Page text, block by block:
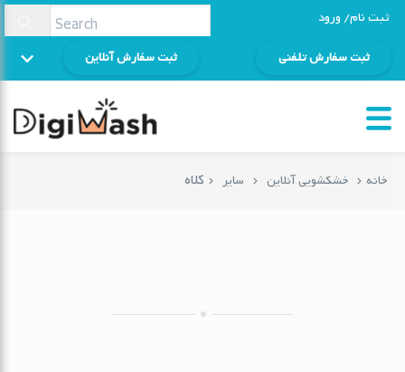
ثبت نام/ ورود
ثبت سفارش آنلاین ثبت سفارش تلفنی
خانه خشکشویی آنلاین سایر کلاه